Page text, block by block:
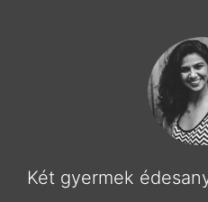
Két gyermek